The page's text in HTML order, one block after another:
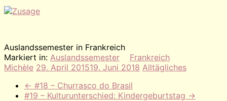
Auslandssemester in Frankreich
Markiert in: Auslandssemester
Frankreich
Michèle 29. April 201519. Juni 2018 Alltägliches
← #18 – Churrasco do Brasil
#19 – Kulturunterschied: Kindergeburtstag →